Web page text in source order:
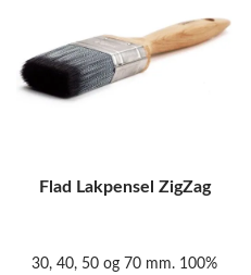
Flad Lakpensel ZigZag
30, 40, 50 og 70 mm. 100%